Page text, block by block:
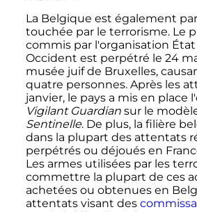
La Belgique est également
touchée par le terrorisme. Le
commis par l'organisation
Occident est perpétré le 24
musée juif de Bruxelles,
quatre personnes. Après les
janvier, le pays a mis en place
Vigilant Guardiansur le
Sentinelle. De plus, la filière
dans la plupart des attentats
perpétrés ou déjoués en
Les armes utilisées par les
commettre la plupart de ces
achetées ou obtenues en
attentats visant des